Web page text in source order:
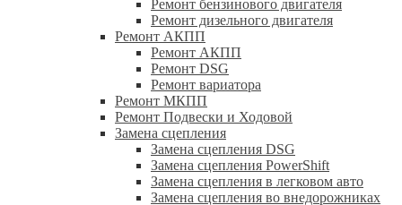
Ремонт бензинового двигателя
Ремонт дизельного двигателя
Ремонт АКПП
Ремонт АКПП
Ремонт DSG
Ремонт вариатора
Ремонт МКПП
Ремонт Подвески и Ходовой
Замена сцепления
Замена сцепления DSG
Замена сцепления PowerShift
Замена сцепления в легковом авто
Замена сцепления во внедорожниках